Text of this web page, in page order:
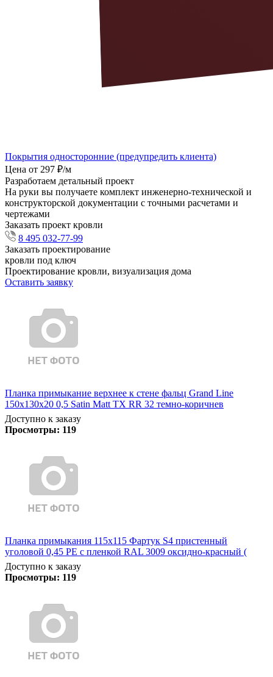
Покрытия односторонние (предупредить клиента)
Цена от 297 ₽/м
Разработаем детальный проект
На руки вы получаете комплект инженерно-технической и
конструкторской документации с точными расчетами и
чертежами
Заказать проект кровли
8 495 032-77-99
Заказать проектирование
кровли под ключ
Проектирование кровли, визуализация дома
Оставить заявку
Планка примыкание верхнее к стене фальц Grand Line
150х130х20 0,5 Satin Matt TX RR 32 темно-коричнев
Доступно к заказу
Просмотры: 119
Планка примыкания 115х115 Фартук S4 пристенный
уголовой 0,45 PE с пленкой RAL 3009 оксидно-красный (
Доступно к заказу
Просмотры: 119